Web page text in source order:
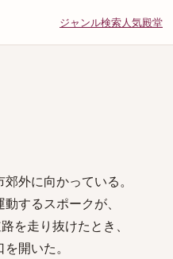
ジャンル検索人気殿堂
外に向かっている。
するスポークが、
を走り抜けたとき、
開いた。